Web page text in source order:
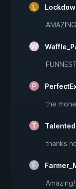
the
thanks